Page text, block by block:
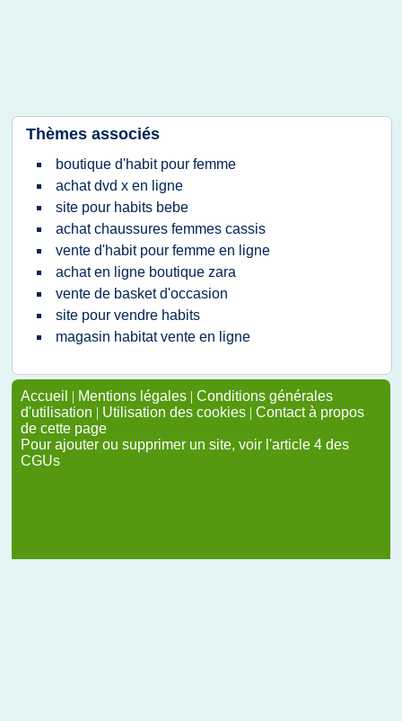
Thèmes associés
boutique d'habit pour femme
achat dvd x en ligne
site pour habits bebe
achat chaussures femmes cassis
vente d'habit pour femme en ligne
achat en ligne boutique zara
vente de basket d'occasion
site pour vendre habits
magasin habitat vente en ligne
Accueil | Mentions légales | Conditions générales
d'utilisation | Utilisation des cookies | Contact à propos
de cette page
Pour ajouter ou supprimer un site, voir l'article 4 des
CGUs